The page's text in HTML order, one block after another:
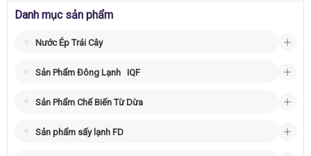
Danh mục sản phẩm
Nước Ép Trái Cây
Sản Phẩm Đông Lạnh IQF
Sản Phẩm Chế Biến Từ Dừa
Sản phẩm sấy lạnh FD